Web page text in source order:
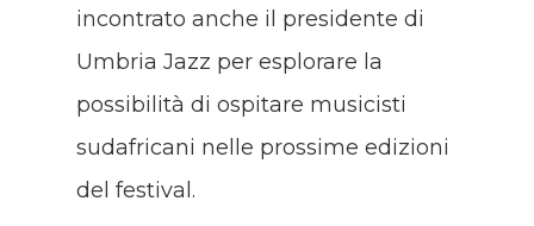
incontrato anche il presidente di
Umbria Jazz per esplorare la
possibilità di ospitare musicisti
sudafricani nelle prossime edizioni
del festival.